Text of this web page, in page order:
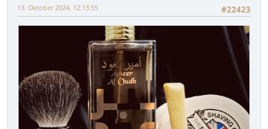
#22423
13. Oktober 2024, 12:13:55